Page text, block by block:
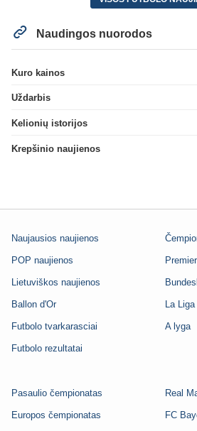
Naudingos nuorodos
Kuro kainos
Uždarbis
Kelionių istorijos
Krepšinio naujienos
Naujausios naujienos
POP naujienos
Lietuviškos naujienos
Ballon d'Or
Futbolo tvarkarasciai
Futbolo rezultatai
La Liga
A lyga
Pasaulio čempionatas
Europos čempionatas
Real
FC